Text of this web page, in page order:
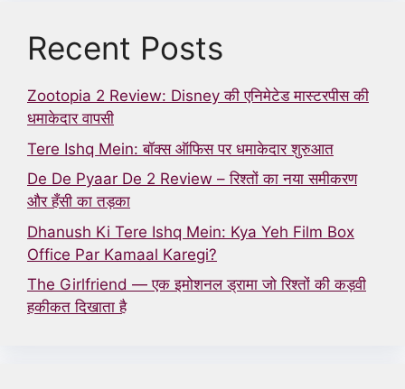
Recent Posts
Zootopia 2 Review: Disney की एनिमेटेड मास्टरपीस की
धमाकेदार वापसी
Tere Ishq Mein: बॉक्स ऑफिस पर धमाकेदार शुरुआत
De De Pyaar De 2 Review – रिश्तों का नया समीकरण
और हँसी का तड़का
Dhanush Ki Tere Ishq Mein: Kya Yeh Film Box
Office Par Kamaal Karegi?
The Girlfriend — एक इमोशनल ड्रामा जो रिश्तों की कड़वी
हकीकत दिखाता है